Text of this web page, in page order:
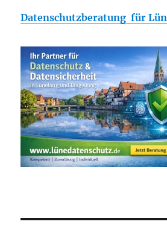
Datenschutzberatung für